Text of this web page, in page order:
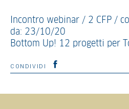
Incontro webinar / 2 CFP /
da: 23/10/20
Bottom Up! 12 progetti per
CONDIVIDI